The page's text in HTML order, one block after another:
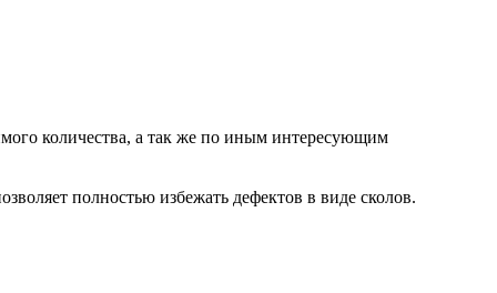
количества, а так же по иным интересующим
полностью избежать дефектов в виде сколов.